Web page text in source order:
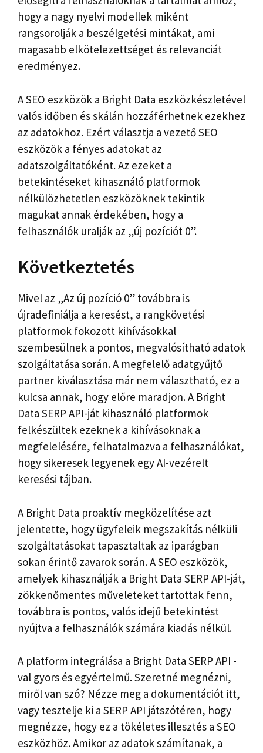
hogy a nagy nyelvi modellek miként
rangsorolják a beszélgetési mintákat, ami
magasabb elkötelezettséget és relevanciát
eredményez.
A SEO eszközök a Bright Data eszközkészletével
valós időben és skálán hozzáférhetnek ezekhez
az adatokhoz. Ezért választja a vezető SEO
eszközök a fényes adatokat az
adatszolgáltatóként. Az ezeket a
betekintéseket kihasználó platformok
nélkülözhetetlen eszközöknek tekintik
magukat annak érdekében, hogy a
felhasználók uralják az „új pozíciót 0”.
Következtetés
Mivel az „Az új pozíció 0” továbbra is
újradefiniálja a keresést, a rangkövetési
platformok fokozott kihívásokkal
szembesülnek a pontos, megvalósítható adatok
szolgáltatása során. A megfelelő adatgyűjtő
partner kiválasztása már nem választható, ez a
kulcsa annak, hogy előre maradjon. A Bright
Data SERP API-ját kihasználó platformok
felkészültek ezeknek a kihívásoknak a
megfelelésére, felhatalmazva a felhasználókat,
hogy sikeresek legyenek egy AI-vezérelt
keresési tájban.
A Bright Data proaktív megközelítése azt
jelentette, hogy ügyfeleik megszakítás nélküli
szolgáltatásokat tapasztaltak az iparágban
sokan érintő zavarok során. A SEO eszközök,
amelyek kihasználják a Bright Data SERP API-ját,
zökkenőmentes műveleteket tartottak fenn,
továbbra is pontos, valós idejű betekintést
nyújtva a felhasználók számára kiadás nélkül.
A platform integrálása a Bright Data SERP API -
val gyors és egyértelmű. Szeretné megnézni,
miről van szó? Nézze meg a dokumentációt itt,
vagy tesztelje ki a SERP API játszótéren, hogy
megnézze, hogy ez a tökéletes illesztés a SEO
eszközhöz. Amikor az adatok számítanak, a